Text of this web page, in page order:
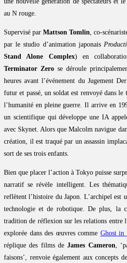
au N rouge.
Supervisé parMattson Tomlin , co-
par le studio d’animation japonais
Stand Alone Complex) en
Terminator Zerose déroule
heures avant l’événement du Jugement
futur et passé, un soldat est renvoyé dans le
l’humanité en pleine guerre. Il arrive en
un scientifique qui développe une IA
avec Skynet. Alors que Malcolm navigue
création, il est traqué par un assassin
sort de ses trois enfants.
Bien que placer l’action à Tokyo puisse
narratif se révèle intelligent. Les
reflètent l’histoire du Japon. L’archipel est
technologie et de robotique. De plus, la
tradition de réflexion sur les relations entre
explorée dans des œuvres comme Ghost in
réplique des films deJames Cameron ,
faisons’, renvoie également aux concepts